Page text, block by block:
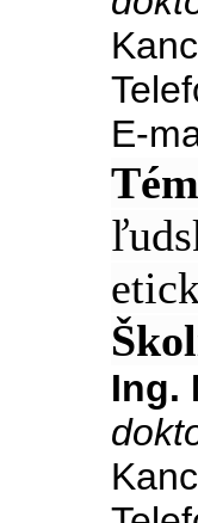
E-
Ing.